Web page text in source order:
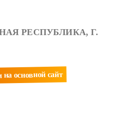
РЕСПУБЛИКА, Г.
на основной сайт